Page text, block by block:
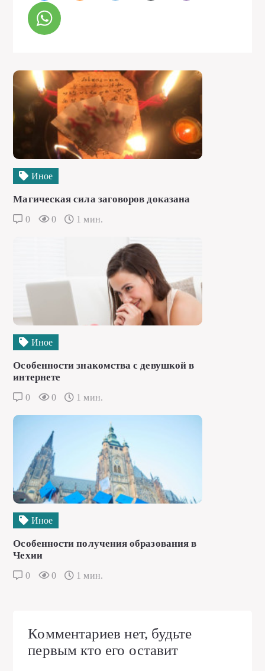
Иное
Магическая сила заговоров доказана
0 0 1 мин.
Иное
Особенности знакомства с девушкой в
интернете
0 0 1 мин.
Иное
Особенности получения образования в
Чехии
0 0 1 мин.
Комментариев нет, будьте
первым кто его оставит